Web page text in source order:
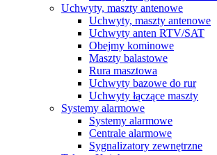
Uchwyty, maszty antenowe
Uchwyty, maszty antenowe
Uchwyty anten RTV/SAT
Obejmy kominowe
Maszty balastowe
Rura masztowa
Uchwyty bazowe do rur
Uchwyty łączące maszty
Systemy alarmowe
Systemy alarmowe
Centrale alarmowe
Sygnalizatory zewnętrzne